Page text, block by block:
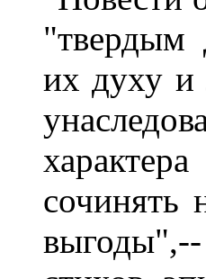
"твердым
их духу и
сочинять